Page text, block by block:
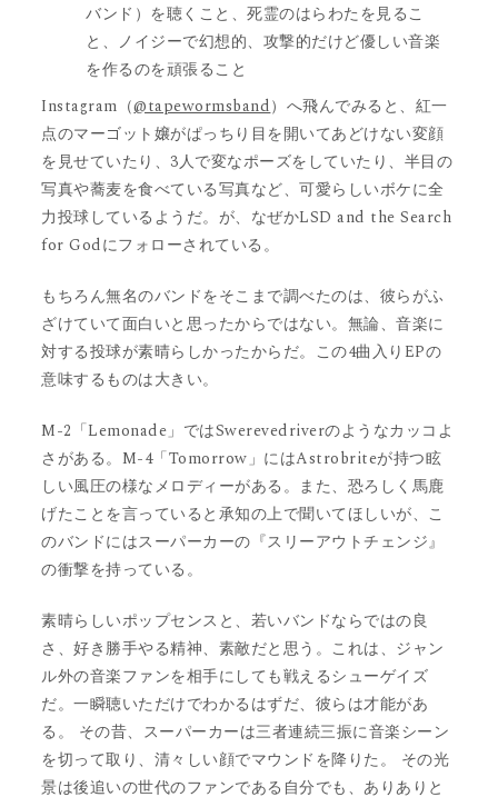
バンド）を聴くこと、死霊のはらわたを見るこ
と、ノイジーで幻想的、攻撃的だけど優しい音楽
を作るのを頑張ること
Instagram（@tapewormsband）へ飛んでみると、紅一
点のマーゴット嬢がぱっちり目を開いてあどけない変顔
を見せていたり、3人で変なポーズをしていたり、半目の
写真や蕎麦を食べている写真など、可愛らしいボケに全
力投球しているようだ。が、なぜかLSD and the Search
for Godにフォローされている。
もちろん無名のバンドをそこまで調べたのは、彼らがふ
ざけていて面白いと思ったからではない。無論、音楽に
対する投球が素晴らしかったからだ。この4曲入りEPの
意味するものは大きい。
M-2「Lemonade」ではSwerevedriverのようなカッコよ
さがある。M-4「Tomorrow」にはAstrobriteが持つ眩
しい風圧の様なメロディーがある。また、恐ろしく馬鹿
げたことを言っていると承知の上で聞いてほしいが、こ
のバンドにはスーパーカーの『スリーアウトチェンジ』
の衝撃を持っている。
素晴らしいポップセンスと、若いバンドならではの良
さ、好き勝手やる精神、素敵だと思う。これは、ジャン
ル外の音楽ファンを相手にしても戦えるシューゲイズ
だ。一瞬聴いただけでわかるはずだ、彼らは才能があ
る。 その昔、スーパーカーは三者連続三振に音楽シーン
を切って取り、清々しい顔でマウンドを降りた。 その光
景は後追いの世代のファンである自分でも、ありありと